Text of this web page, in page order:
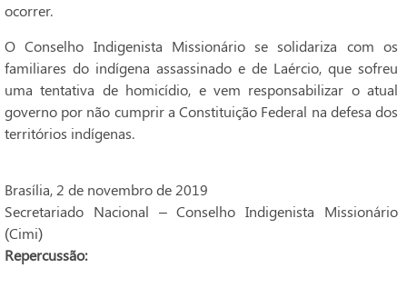
ocorrer.
O Conselho Indigenista Missionário se solidariza com os
familiares do indígena assassinado e de Laércio, que sofreu
uma tentativa de homicídio, e vem responsabilizar o atual
governo por não cumprir a Constituição Federal na defesa dos
territórios indígenas.
Brasília, 2 de novembro de 2019
Secretariado Nacional – Conselho Indigenista Missionário
(Cimi)
Repercussão: